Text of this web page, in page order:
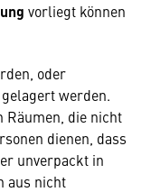
vorliegt können
oder
werden.
Räumen, die nicht
dienen, dass
unverpackt in
aus nicht